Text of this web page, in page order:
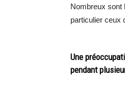
Nombreux sont
particulier ceux
Une
pendant